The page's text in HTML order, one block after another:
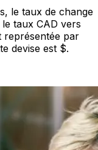
le taux de change
taux CAD vers
représentée par
devise est $.